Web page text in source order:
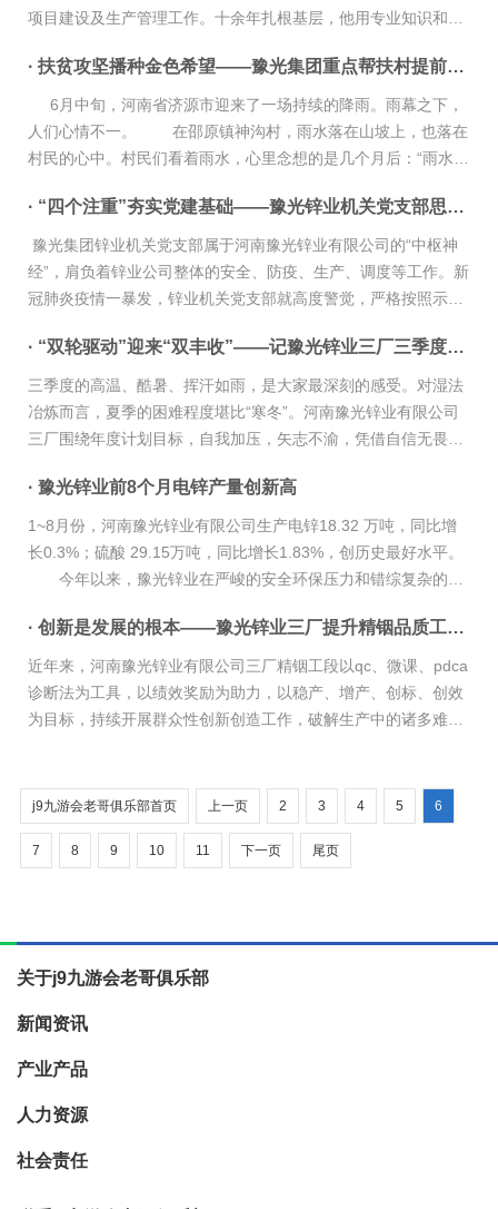
项目建设及生产管理工作。十余年扎根基层，他用专业知识和认
环保管...
· 扶贫攻坚播种金色希望——豫光集团重点帮扶村提前全部脱贫
6月中旬，河南省济源市迎来了一场持续的降雨。雨幕之下，
人们心情不一。 在邵原镇神沟村，雨水落在山坡上，也落在
村民的心中。村民们看着雨水，心里念想的是几个月后：“雨水不
· “四个注重”夯实党建基础——豫光锌业机关党支部思想政治工作综述
豫光集团锌业机关党支部属于河南豫光锌业有限公司的“中枢神
经”，肩负着锌业公司整体的安全、防疫、生产、调度等工作。新
冠肺炎疫情一暴发，锌业机关党支部就高度警觉，严格按照示范
文件精神，一手抓生...
· “双轮驱动”迎来“双丰收”——记豫光锌业三厂三季度工作
三季度的高温、酷暑、挥汗如雨，是大家最深刻的感受。对湿法
冶炼而言，夏季的困难程度堪比“寒冬”。河南豫光锌业有限公司
三厂围绕年度计划目标，自我加压，矢志不渝，凭借自信无畏和
泥泞，踏上坦途，迎...
· 豫光锌业前8个月电锌产量创新高
1~8月份，河南豫光锌业有限公司生产电锌18.32 万吨，同比增
长0.3%；硫酸 29.15万吨，同比增长1.83%，创历史最好水平。
今年以来，豫光锌业在严峻的安全环保压力和错综复杂的国
造“议事、谋事、干...
· 创新是发展的根本——豫光锌业三厂提升精铟品质工作侧记
近年来，河南豫光锌业有限公司三厂精铟工段以qc、微课、pdca
诊断法为工具，以绩效奖励为助力，以稳产、增产、创标、创效
为目标，持续开展群众性创新创造工作，破解生产中的诸多难
j9九游会老哥俱乐部首页 上一页 2 3 4 5 6
7 8 9 10 11 下一页 尾页
关于j9九游会老哥俱乐部
新闻资讯
产业产品
人力资源
社会责任